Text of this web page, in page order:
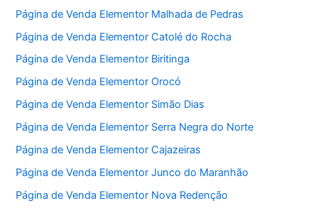
Página de Venda Elementor Malhada de Pedras
Página de Venda Elementor Catolé do Rocha
Página de Venda Elementor Biritinga
Página de Venda Elementor Orocó
Página de Venda Elementor Simão Dias
Página de Venda Elementor Serra Negra do Norte
Página de Venda Elementor Cajazeiras
Página de Venda Elementor Junco do Maranhão
Página de Venda Elementor Nova Redenção